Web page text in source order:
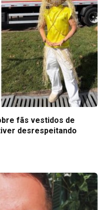
fãs vestidos de
desrespeitando